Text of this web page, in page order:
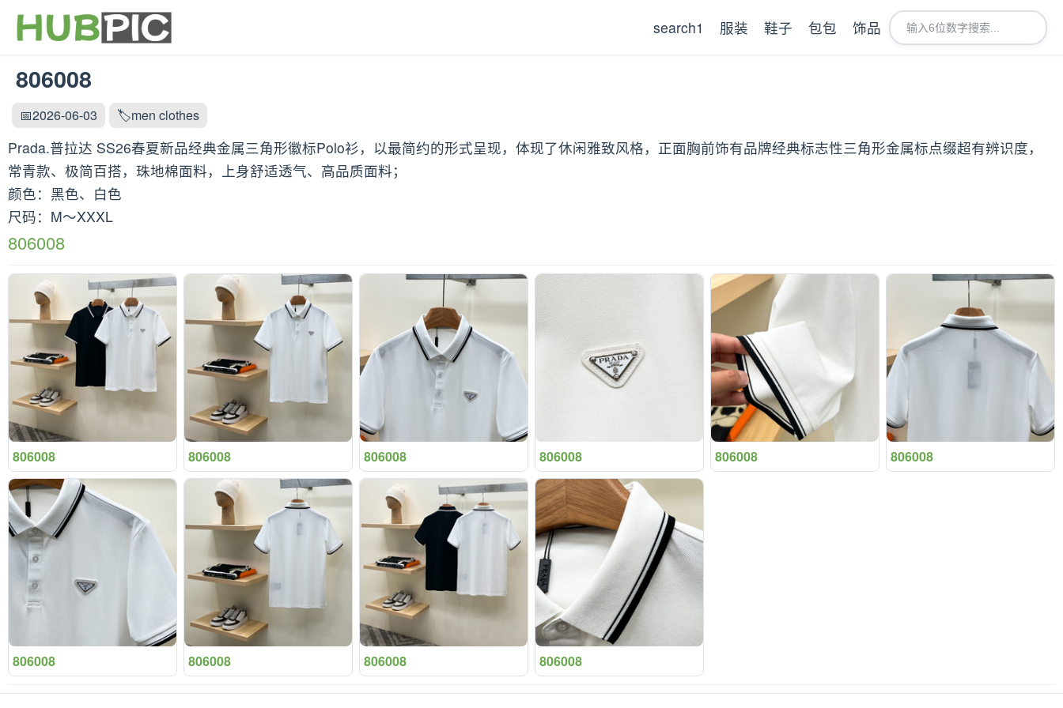
search1 服装 鞋子 包包 饰品
806008
📅2026-06-03 🏷️men clothes
Prada.普拉达 SS26春夏新品经典金属三角形徽标Polo衫，以最简约的形式呈现，体现了休闲雅致风格，正面胸前饰有品牌经典标志性三角形金属标点缀超有辨识度，
常青款、极简百搭，珠地棉面料，上身舒适透气、高品质面料；
颜色：黑色、白色
尺码：M～XXXL
806008
806008 806008 806008 806008 806008 806008
806008 806008 806008 806008